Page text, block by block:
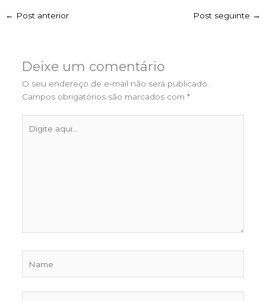
← Post anterior Post seguinte →
Deixe um comentário
O seu endereço de e-mail não será publicado.
Campos obrigatórios são marcados com *
aqui...